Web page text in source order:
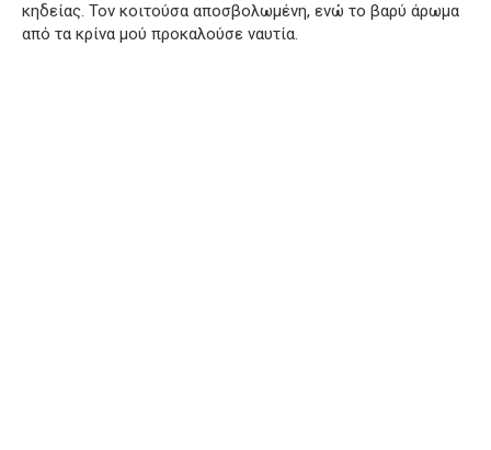
κηδείας. Τον κοιτούσα αποσβολωμένη, ενώ το βαρύ άρωμα
από τα κρίνα μού προκαλούσε ναυτία.